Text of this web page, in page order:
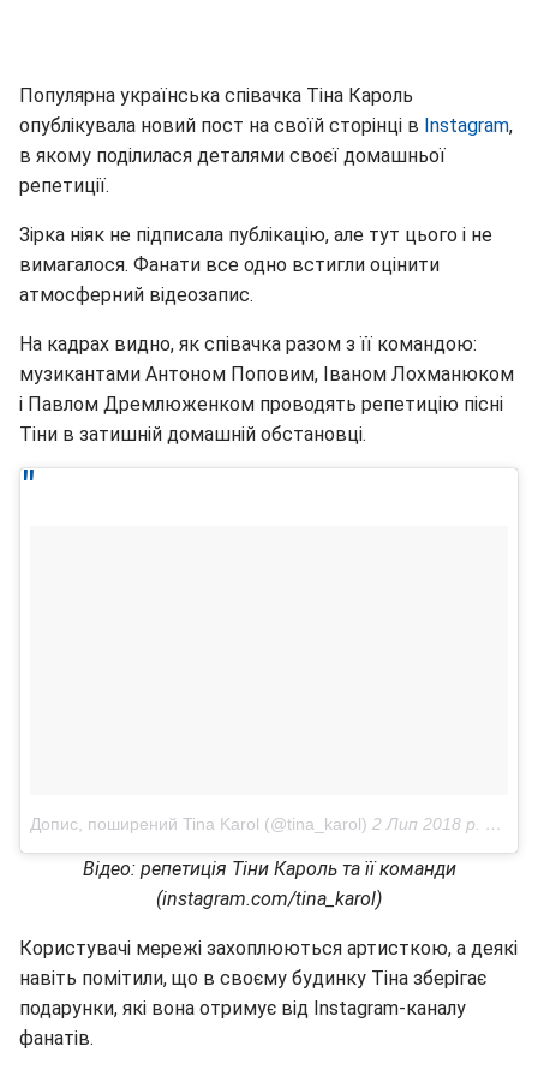
Популярна українська співачка Тіна Кароль
опублікувала новий пост на своїй сторінці в Instagram,
в якому поділилася деталями своєї домашньої
репетиції.
Зірка ніяк не підписала публікацію, але тут цього і не
вимагалося. Фанати все одно встигли оцінити
атмосферний відеозапис.
На кадрах видно, як співачка разом з її командою:
музикантами Антоном Поповим, Іваном Лохманюком
і Павлом Дремлюженком проводять репетицію пісні
Тіни в затишній домашній обстановці.
Допис, поширений Tina Karol (@tina_karol) 2 Лип 2018 р. о 11:38 PDT
Відео: репетиція Тіни Кароль та її команди
(instagram.com/tina_karol)
Користувачі мережі захоплюються артисткою, а деякі
навіть помітили, що в своєму будинку Тіна зберігає
подарунки, які вона отримує від Instagram-каналу
фанатів.